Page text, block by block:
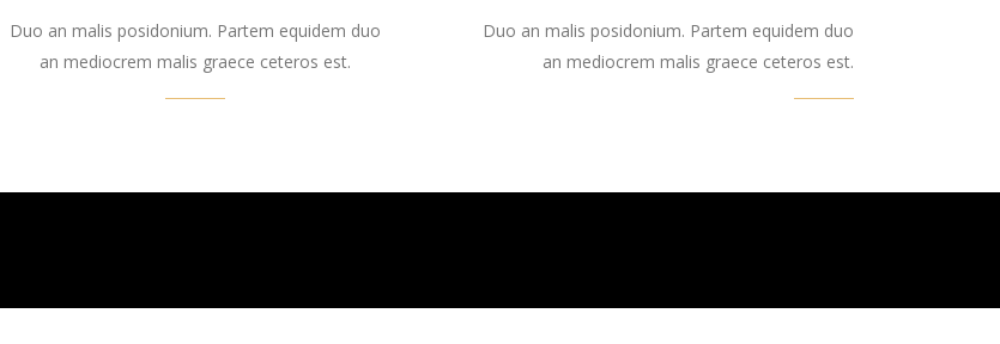
Duo an malis posidonium. Partem equidem duo
an mediocrem malis graece ceteros est.
Duo an malis posidonium. Partem equidem duo
an mediocrem malis graece ceteros est.